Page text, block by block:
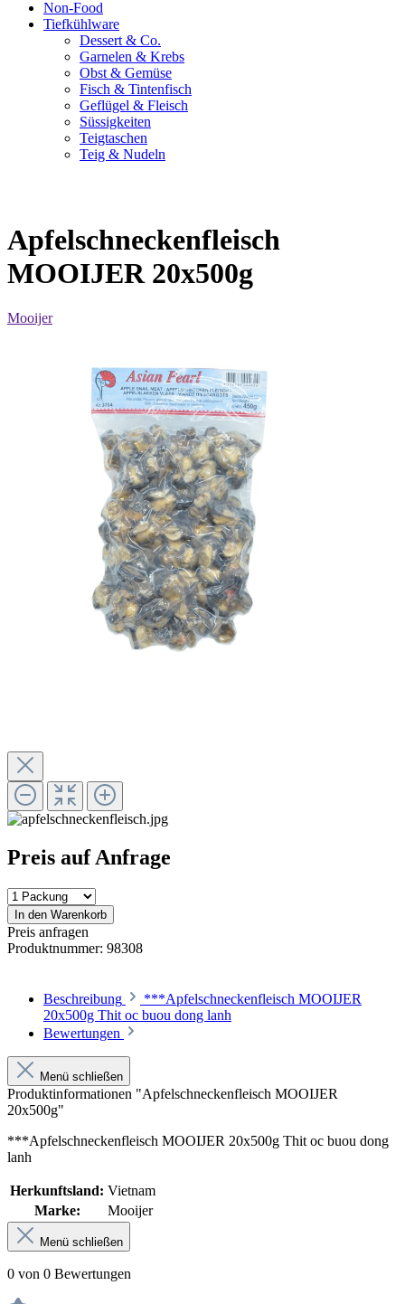
Non-Food
Tiefkühlware
Dessert & Co.
Garnelen & Krebs
Obst & Gemüse
Fisch & Tintenfisch
Geflügel & Fleisch
Süssigkeiten
Teigtaschen
Teig & Nudeln
Apfelschneckenfleisch
MOOIJER 20x500g
Mooijer
Preis auf Anfrage
In den Warenkorb
Preis anfragen
Produktnummer: 98308
Beschreibung
***Apfelschneckenfleisch MOOIJER
20x500g Thit oc buou dong lanh
Bewertungen
Menü schließen
Produktinformationen "Apfelschneckenfleisch MOOIJER
20x500g"
***Apfelschneckenfleisch MOOIJER 20x500g Thit oc buou dong
lanh
Herkunftsland: Vietnam
Marke:
Mooijer
Menü schließen
0 von 0 Bewertungen